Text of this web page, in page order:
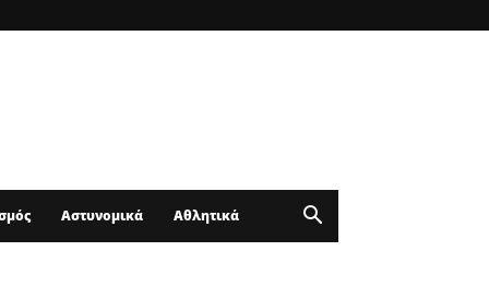
Αστυνομικά Αθλητικά